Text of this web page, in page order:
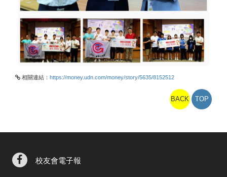
相關連結： https://money.udn.com/money/story/5635/8152512
BACK TOP
校友會電子報